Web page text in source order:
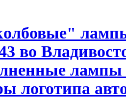
во
лампы
логотипа